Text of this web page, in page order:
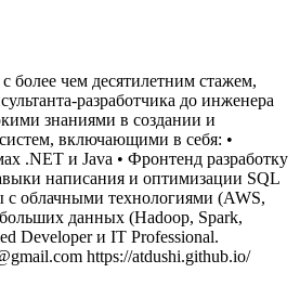
чем десятилетним стажем,
разработчика до инженера
знаниями в создании и
включающими в себя: •
.NET и Java • Фронтенд разработку
написания и оптимизации SQL
с облачными технологиями (AWS,
данных (Hadoop, Spark,
Developer и IT Professional.
https://atdushi.github.io/